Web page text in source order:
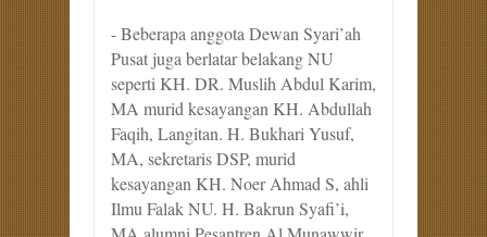
- Beberapa anggota Dewan Syari’ah
Pusat juga berlatar belakang NU
seperti KH. DR. Muslih Abdul Karim,
MA murid kesayangan KH. Abdullah
Faqih, Langitan. H. Bukhari Yusuf,
MA, sekretaris DSP, murid
kesayangan KH. Noer Ahmad S, ahli
Ilmu Falak NU. H. Bakrun Syafi’i,